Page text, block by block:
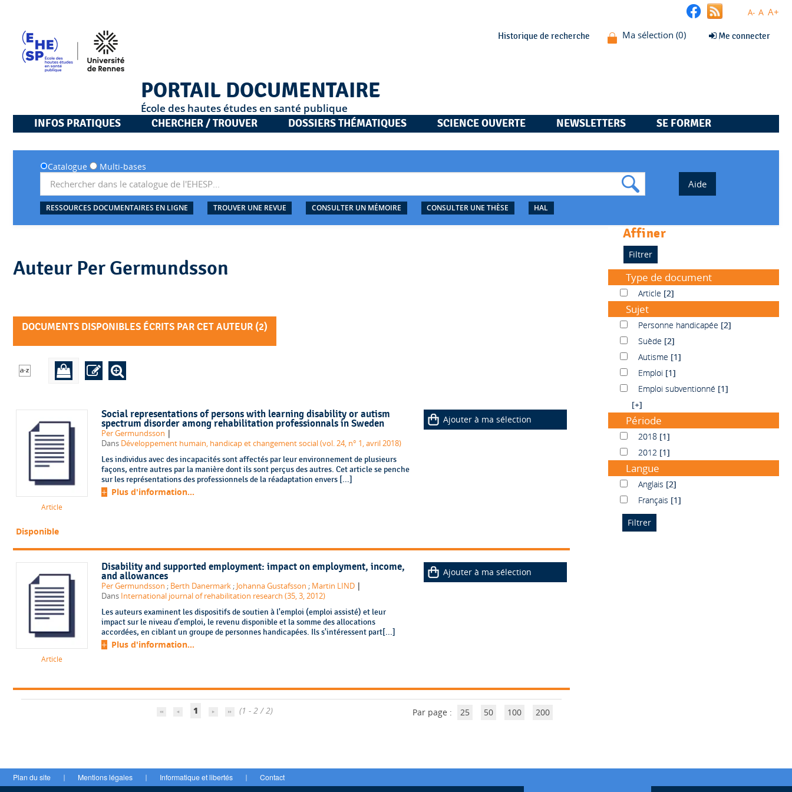
A- A A+
Historique de recherche Me connecter
PORTAIL DOCUMENTAIRE
École des hautes études en santé publique
INFOS PRATIQUES
CHERCHER / TROUVER DOSSIERS THÉMATIQUES SCIENCE OUVERTE NEWSLETTERS SE FORMER
Catalogue Multi-bases
RESSOURCES DOCUMENTAIRES EN LIGNE TROUVER UNE REVUE CONSULTER UN MÉMOIRE CONSULTER UNE THÈSE HAL
Auteur Per Germundsson
DOCUMENTS DISPONIBLES ÉCRITS PAR CET AUTEUR (2)
Article
Social representations of persons with learning disability or autism
spectrum disorder among rehabilitation professionnals in Sweden
Per Germundsson |
Dans Développement humain, handicap et changement social (vol. 24, n° 1, avril 2018)
Les individus avec des incapacités sont affectés par leur environnement de plusieurs
façons, entre autres par la manière dont ils sont perçus des autres. Cet article se penche
sur les représentations des professionnels de la réadaptation envers [...]
Plus d'information...
Ajouter à ma sélection
Disponible
Article
Disability and supported employment: impact on employment, income,
and allowances
Per Germundsson ; Berth Danermark ; Johanna Gustafsson ; Martin LIND |
Dans International journal of rehabilitation research (35, 3, 2012)
Les auteurs examinent les dispositifs de soutien à l'emploi (emploi assisté) et leur
impact sur le niveau d'emploi, le revenu disponible et la somme des allocations
accordées, en ciblant un groupe de personnes handicapées. Ils s'intéressent part[...]
Plus d'information...
Ajouter à ma sélection
1 (1 - 2 / 2) Par page : 25 50 100 200
affiner
Type de document
ArticleArticle [2]
Sujet
Personne handicapée
Personne handicapée [2]
SuèdeSuède [2]
AutismeAutisme [1]
EmploiEmploi [1]
Emploi subventionné
Emploi subventionné [1]
[+]
Période
20182018 [1]
20122012 [1]
Langue
AnglaisAnglais [2]
FrançaisFrançais [1]
Plan du site | Mentions légales | Informatique et libertés | Contact